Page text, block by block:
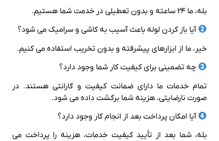
بله، ما ۲۴ ساعته و بدون تعطیلی در خدمت شما هستیم.
آیا باز کردن لوله باعث آسیب به کاشی و سرامیک می‌ شود؟
خیر، ما از ابزارهای پیشرفته و بدون تخریب استفاده می‌ کنیم.
چه تضمینی برای کیفیت کار شما وجود دارد؟
تمام خدمات ما دارای ضمانت کیفیت و گارانتی هستند. در
صورت نارضایتی، هزینه شما برگشت داده می‌ شود.
آیا امکان پرداخت بعد از انجام کار وجود دارد؟
بله، شما بعد از تأیید کیفیت خدمات، هزینه را پرداخت می‌